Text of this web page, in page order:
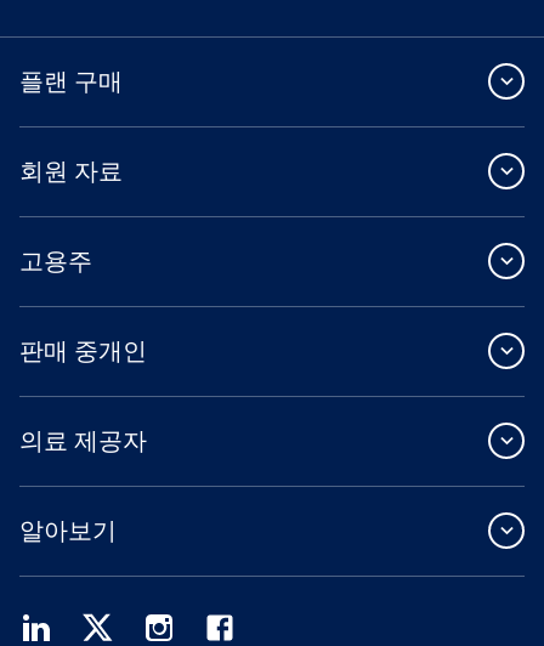
플랜 구매
회원 자료
고용주
판매 중개인
의료 제공자
알아보기